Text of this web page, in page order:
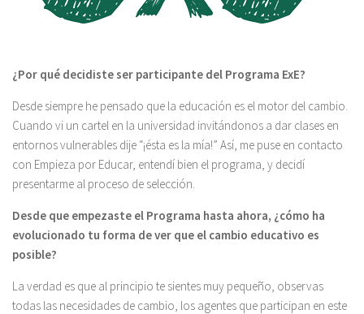
¿Por qué decidiste ser participante del Programa ExE?
Desde siempre he pensado que la educación es el motor del cambio.
Cuando vi un cartel en la universidad invitándonos a dar clases en
entornos vulnerables dije “¡ésta es la mía!” Así, me puse en contacto
con Empieza por Educar, entendí bien el programa, y decidí
presentarme al proceso de selección.
Desde que empezaste el Programa hasta ahora, ¿cómo ha
evolucionado tu forma de ver que el cambio educativo es
posible?
La verdad es que al principio te sientes muy pequeño, observas
todas las necesidades de cambio, los agentes que participan en este